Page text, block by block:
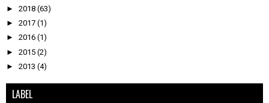
► 2018 (63)
► 2017 (1)
► 2016 (1)
► 2015 (2)
► 2013 (4)
LABEL